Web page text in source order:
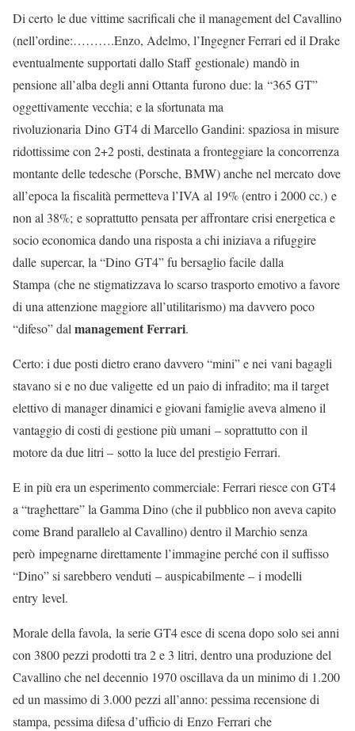
Di certo le due vittime sacrificali che il management del Cavallino
(nell’ordine:……….Enzo, Adelmo, l’Ingegner Ferrari ed il Drake
eventualmente supportati dallo Staff gestionale) mandò in
pensione all’alba degli anni Ottanta furono due: la “365 GT”
oggettivamente vecchia; e la sfortunata ma
rivoluzionaria Dino GT4 di Marcello Gandini: spaziosa in misure
ridottissime con 2+2 posti, destinata a fronteggiare la concorrenza
montante delle tedesche (Porsche, BMW) anche nel mercato dove
all’epoca la fiscalità permetteva l’IVA al 19% (entro i 2000 cc.) e
non al 38%; e soprattutto pensata per affrontare crisi energetica e
socio economica dando una risposta a chi iniziava a rifuggire
dalle supercar, la “Dino GT4” fu bersaglio facile dalla
Stampa (che ne stigmatizzava lo scarso trasporto emotivo a favore
di una attenzione maggiore all’utilitarismo) ma davvero poco
“difeso” dalmanagement Ferrari.
Certo: i due posti dietro erano davvero “mini” e nei vani bagagli
stavano si e no due valigette ed un paio di infradito; ma il target
elettivo di manager dinamici e giovani famiglie aveva almeno il
vantaggio di costi di gestione più umani – soprattutto con il
motore da due litri – sotto la luce del prestigio Ferrari.
E in più era un esperimento commerciale: Ferrari riesce con GT4
a “traghettare” la Gamma Dino (che il pubblico non aveva capito
come Brand parallelo al Cavallino) dentro il Marchio senza
però impegnarne direttamente l’immagine perché con il suffisso
“Dino” si sarebbero venduti – auspicabilmente – i modelli
entry level.
Morale della favola, la serie GT4 esce di scena dopo solo sei anni
con 3800 pezzi prodotti tra 2 e 3 litri, dentro una produzione del
Cavallino che nel decennio 1970 oscillava da un minimo di 1.200
ed un massimo di 3.000 pezzi all’anno: pessima recensione di
stampa, pessima difesa d’ufficio di Enzo Ferrari che